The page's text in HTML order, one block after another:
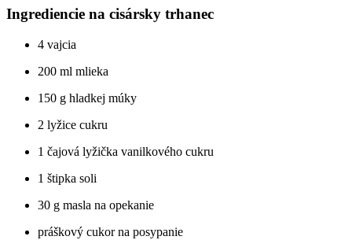
Ingrediencie na cisársky trhanec
4 vajcia
200 ml mlieka
150 g hladkej múky
2 lyžice cukru
1 čajová lyžička vanilkového cukru
1 štipka soli
30 g masla na opekanie
práškový cukor na posypanie